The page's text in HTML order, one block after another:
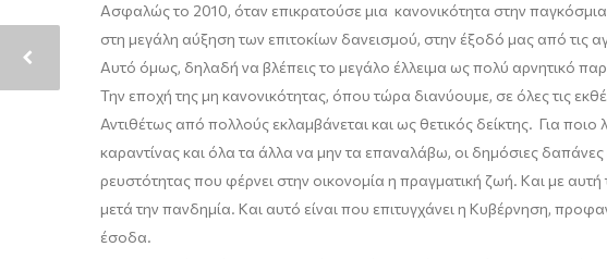
Ασφαλώς το 2010, όταν επικρατούσε μια κανονικότητα στην
στη μεγάλη αύξηση των επιτοκίων δανεισμού, στην έξοδό μας από τις
Αυτό όμως, δηλαδή να βλέπεις το μεγάλο έλλειμα ως πολύ αρνητικό
Την εποχή της μη κανονικότητας, όπου τώρα διανύουμε, σε όλες τις
Αντιθέτως από πολλούς εκλαμβάνεται και ως θετικός δείκτης. Για ποιο
καραντίνας και όλα τα άλλα να μην τα επαναλάβω, οι δημόσιες δαπάνες
ρευστότητας που φέρνει στην οικονομία η πραγματική ζωή. Και με
μετά την πανδημία. Και αυτό είναι που επιτυγχάνει η Κυβέρνηση,
έσοδα.